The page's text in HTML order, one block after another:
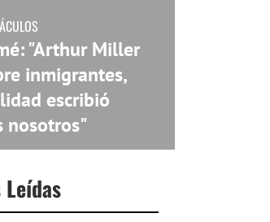
"Arthur Miller
inmigrantes,
escribió
nosotros"
Leídas